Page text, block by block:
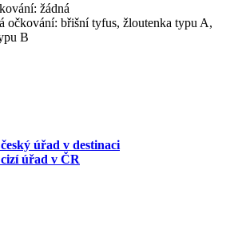
žádná
očkování: břišní tyfus, žloutenka typu A,
B
úřad v destinaci
úřad v ČR